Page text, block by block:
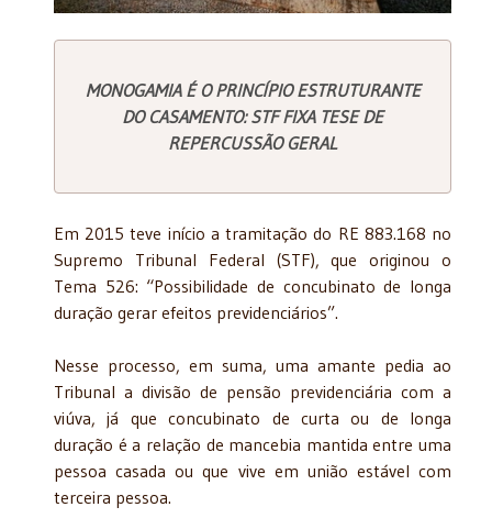
MONOGAMIA É O PRINCÍPIO ESTRUTURANTE
DO CASAMENTO: STF FIXA TESE DE
REPERCUSSÃO GERAL
Em 2015 teve início a tramitação do RE 883.168 no
Supremo Tribunal Federal (STF), que originou o
Tema 526: “Possibilidade de concubinato de longa
duração gerar efeitos previdenciários”.
Nesse processo, em suma, uma amante pedia ao
Tribunal a divisão de pensão previdenciária com a
viúva, já que concubinato de curta ou de longa
duração é a relação de mancebia mantida entre uma
pessoa casada ou que vive em união estável com
terceira pessoa.